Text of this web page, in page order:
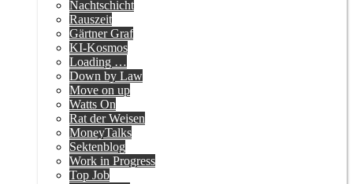
Nachtschicht
Rauszeit
Gärtner Graf
KI-Kosmos
Loading …
Down by Law
Move on up
Watts On
Rat der Weisen
MoneyTalks
Sektenblog
Work in Progress
Top Job